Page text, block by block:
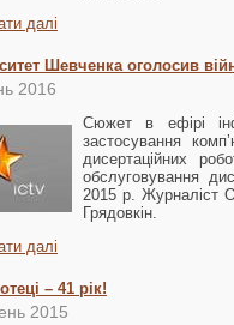
далі
Шевченка оголосив
2016
Сюжет в ефірі
застосування
дисертаційних
обслуговування
2015 р. Журналіст
Грядовкін.
далі
– 41 рік!
2015